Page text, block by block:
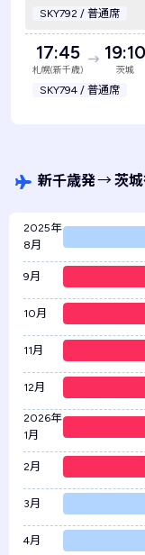
SKY792 / 普通席
17:45
札幌(新千歳)
19:10
茨城
SKY794 / 普通席
新千歳発→茨
2025年
8月
9月
10月
11月
12月
2026年
1月
2月
3月
4月